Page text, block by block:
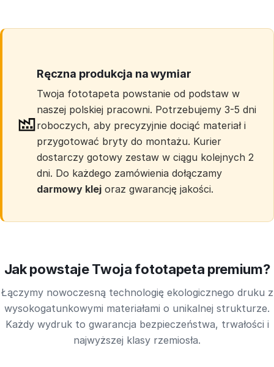
Ręczna produkcja na wymiar
Twoja fototapeta powstanie od podstaw w
naszej polskiej pracowni. Potrzebujemy 3-5 dni
roboczych, aby precyzyjnie dociąć materiał i
przygotować bryty do montażu. Kurier
dostarczy gotowy zestaw w ciągu kolejnych 2
dni. Do każdego zamówienia dołączamy
darmowy klej oraz gwarancję jakości.
Jak powstaje Twoja fototapeta premium?
Łączymy nowoczesną technologię ekologicznego druku z
wysokogatunkowymi materiałami o unikalnej strukturze.
Każdy wydruk to gwarancja bezpieczeństwa, trwałości i
najwyższej klasy rzemiosła.